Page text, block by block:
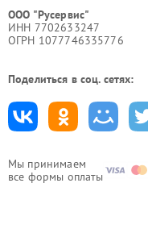
Мы принимаем
все формы оплаты
ООО "Русервис"
ИНН 7702633247
ОГРН 1077746335776
Поделиться в соц. сетях: